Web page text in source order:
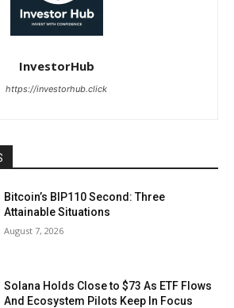
InvestorHub
https://investorhub.click
Bitcoin’s BIP110 Second: Three
Attainable Situations
August 7, 2026
Solana Holds Close to $73 As ETF Flows
And Ecosystem Pilots Keep In Focus